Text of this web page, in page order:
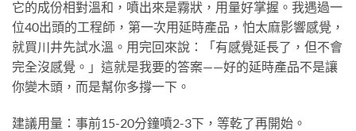
它的成份相對溫和，噴出來是霧狀，用量好掌握。我遇過一
位40出頭的工程師，第一次用延時產品，怕太麻影響感覺，
就買川井先試水溫。用完回來說：「有感覺延長了，但不會
完全沒感覺。」這就是我要的答案——好的延時產品不是讓
你變木頭，而是幫你多撐一下。
建議用量：事前15-20分鐘噴2-3下，等乾了再開始。